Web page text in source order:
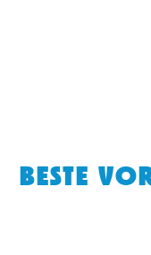
BESTE